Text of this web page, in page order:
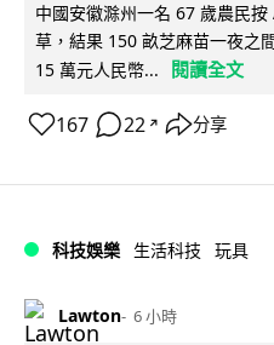
中國安徽滁州一名 67 歲農民
草，結果 150 畝芝麻苗一夜之
15 萬元人民幣...
閱讀全文
167 22 ↗ 分享
科技娛樂 生活科技 玩具
Lawton 6 小時